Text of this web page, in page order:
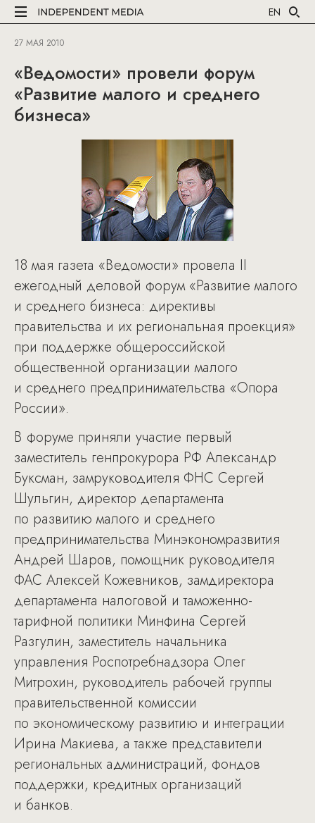
EN
27 МАЯ 2010
«Ведомости» провели форум
«Развитие малого и среднего
бизнеса»
18 мая газета «Ведомости» провела II
ежегодный деловой форум «Развитие малого
и среднего бизнеса: директивы
правительства и их региональная проекция»
при поддержке общероссийской
общественной организации малого
и среднего предпринимательства «Опора
России».
В форуме приняли участие первый
заместитель генпрокурора РФ Александр
Буксман, замруководителя ФНС Сергей
Шульгин, директор департамента
по развитию малого и среднего
предпринимательства Минэкономразвития
Андрей Шаров, помощник руководителя
ФАС Алексей Кожевников, замдиректора
департамента налоговой и таможенно-
тарифной политики Минфина Сергей
Разгулин, заместитель начальника
управления Роспотребнадзора Олег
Митрохин, руководитель рабочей группы
правительственной комиссии
по экономическому развитию и интеграции
Ирина Макиева, а также представители
региональных администраций, фондов
поддержки, кредитных организаций
и банков.